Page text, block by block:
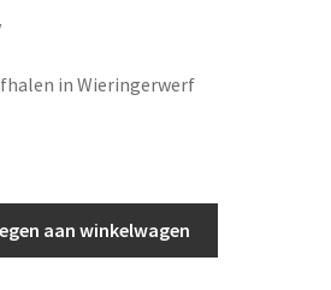
in Wieringerwerf
aan winkelwagen